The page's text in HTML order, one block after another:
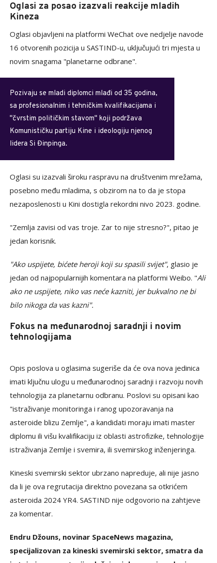
Oglasi za posao izazvali reakcije mladih
Kineza
Oglasi objavljeni na platformi WeChat ove nedjelje navode
16 otvorenih pozicija u SASTIND-u, uključujući tri mjesta u
novim snagama "planetarne odbrane".
Pozivaju se mladi diplomci mlađi od 35 godina,
sa profesionalnim i tehničkim kvalifikacijama i
"čvrstim političkim stavom" koji podržava
Komunističku partiju Kine i ideologiju njenog
lidera Si Đinpinga.
Oglasi su izazvali široku raspravu na društvenim mrežama,
posebno među mladima, s obzirom na to da je stopa
nezaposlenosti u Kini dostigla rekordni nivo 2023. godine.
"Zemlja zavisi od vas troje. Zar to nije stresno?", pitao je
jedan korisnik.
"Ako uspijete, bićete heroji koji su spasili svijet", glasio je
jedan od najpopularnijih komentara na platformi Weibo. "Ali
ako ne uspijete, niko vas neće kazniti, jer bukvalno ne bi
bilo nikoga da vas kazni".
Fokus na međunarodnoj saradnji i novim
tehnologijama
Opis poslova u oglasima sugeriše da će ova nova jedinica
imati ključnu ulogu u međunarodnoj saradnji i razvoju novih
tehnologija za planetarnu odbranu. Poslovi su opisani kao
"istraživanje monitoringa i ranog upozoravanja na
asteroide blizu Zemlje", a kandidati moraju imati master
diplomu ili višu kvalifikaciju iz oblasti astrofizike, tehnologije
istraživanja Zemlje i svemira, ili svemirskog inženjeringa.
Kineski svemirski sektor ubrzano napreduje, ali nije jasno
da li je ova regrutacija direktno povezana sa otkrićem
asteroida 2024 YR4. SASTIND nije odgovorio na zahtjeve
za komentar.
Endru Džouns, novinar SpaceNews magazina,
specijalizovan za kineski svemirski sektor, smatra da